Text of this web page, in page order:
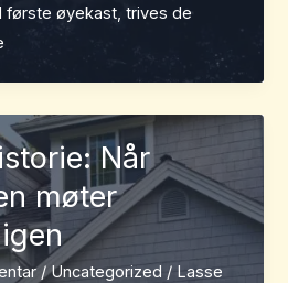
første øyekast, trives de
Når
møter
/Uncategorized / Lasse